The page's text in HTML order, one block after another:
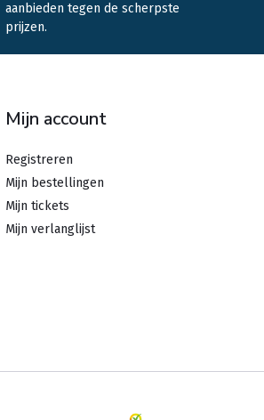
aanbieden tegen de scherpste
prijzen.
Mijn account
Registreren
Mijn bestellingen
Mijn tickets
Mijn verlanglijst